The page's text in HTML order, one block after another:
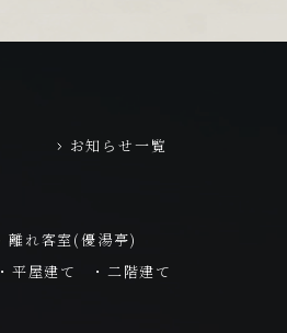
お知らせ一覧
離れ客室(優湯亭)
・平屋建て
・二階建て